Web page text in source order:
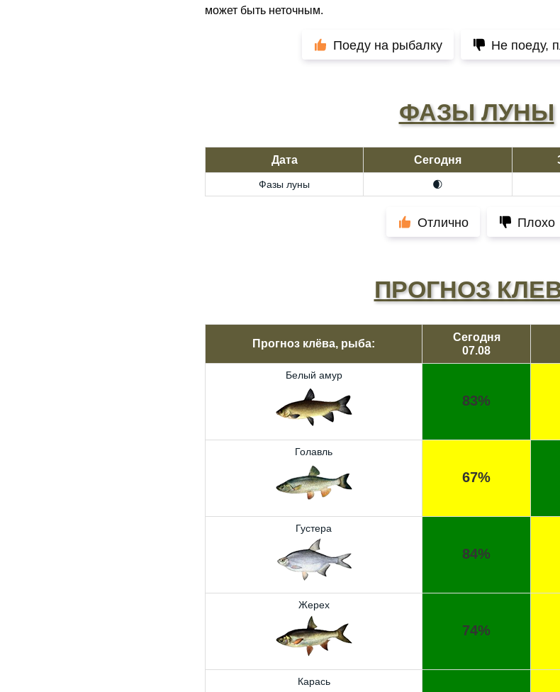
может быть неточным.
Поеду на рыбалку Не поеду,
ФАЗЫ ЛУНЫ
Дата Сегодня
Фазы луны 🌒
Отлично Плохо
ПРОГНОЗ
Прогноз клёва, рыба:
Сегодня
07.08
Белый амур
83%
Голавль
67%
Густера
84%
Жерех
74%
Карась